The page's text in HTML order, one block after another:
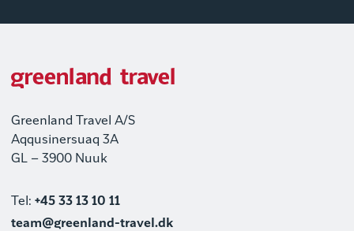
Greenland Travel A/S
Aqqusinersuaq 3A
GL – 3900 Nuuk
Tel: +45 33 13 10 11
team@greenland-travel.dk